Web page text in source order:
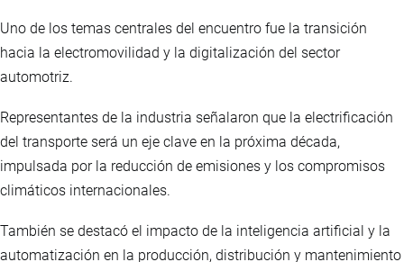
Uno de los temas centrales del encuentro fue la transición
hacia la electromovilidad y la digitalización del sector
automotriz.
Representantes de la industria señalaron que la electrificación
del transporte será un eje clave en la próxima década,
impulsada por la reducción de emisiones y los compromisos
climáticos internacionales.
También se destacó el impacto de la inteligencia artificial y la
automatización en la producción, distribución y mantenimiento